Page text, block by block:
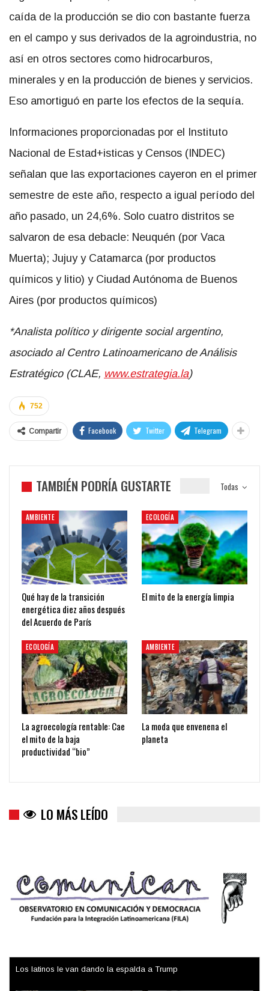
caída de la producción se dio con bastante fuerza
en el campo y sus derivados de la agroindustria, no
así en otros sectores como hidrocarburos,
minerales y en la producción de bienes y servicios.
Eso amortiguó en parte los efectos de la sequía.
Informaciones proporcionadas por el Instituto
Nacional de Estad+isticas y Censos (INDEC)
señalan que las exportaciones cayeron en el primer
semestre de este año, respecto a igual período del
año pasado, un 24,6%. Solo cuatro distritos se
salvaron de esa debacle: Neuquén (por Vaca
Muerta); Jujuy y Catamarca (por productos
químicos y litio) y Ciudad Autónoma de Buenos
Aires (por productos químicos)
*Analista político y dirigente social argentino,
asociado al Centro Latinoamericano de Análisis
Estratégico (CLAE, www.estrategia.la)
752
Compartir Facebook Twitter Telegram
Todas
TAMBIÉN PODRÍA GUSTARTE
AMBIENTE
Qué hay de la transición
energética diez años después
del Acuerdo de París
ECOLOGÍA
El mito de la energía limpia
ECOLOGÍA
La agroecología rentable: Cae
el mito de la baja
productividad “bio”
AMBIENTE
La moda que envenena el
planeta
LO MÁS LEÍDO
Los latinos le van dando la espalda a Trump